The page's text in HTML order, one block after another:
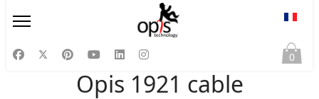
0
Opis 1921 cable